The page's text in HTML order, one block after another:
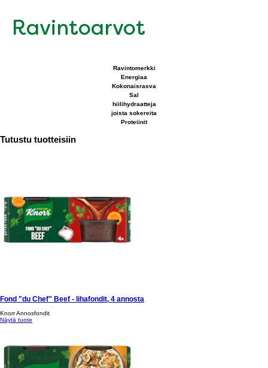
Ravintoarvot
Ravintomerkki
Energiaa
Kokonaisrasva
Sal
hiilihydraatteja
joista sokereita
Proteiinit
Tutustu tuotteisiin
Fond "du Chef" Beef - lihafondit, 4 annosta
Knorr Annosfondit
Näytä tuote